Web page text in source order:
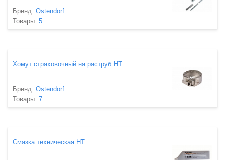
Бренд: Ostendorf
Товары: 5
Хомут страховочный на раструб HT
Бренд: Ostendorf
Товары: 7
Смазка техническая HT